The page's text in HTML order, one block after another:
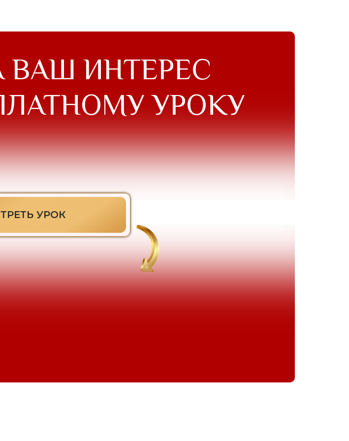
ВАШ ИНТЕРЕС
УРОКУ
УРОК